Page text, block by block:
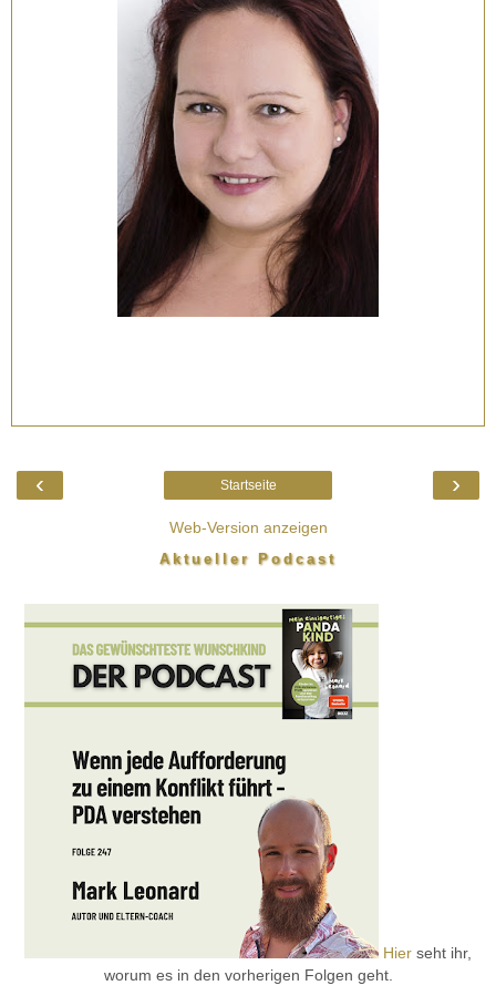
‹ ›
Startseite
Web-Version anzeigen
Aktueller Podcast
Hier seht ihr,
worum es in den vorherigen Folgen geht.